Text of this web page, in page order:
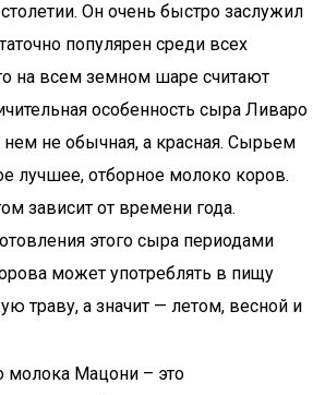
Он очень быстро заслужил
популярен среди всех
на всем земном шаре считают
особенность сыра Ливаро
нем не обычная, а красная. Сырьем
лучшее, отборное молоко коров.
зависит от времени года.
этого сыра периодами
может употреблять в пищу
траву, а значит — летом, весной и
молока Мацони – это